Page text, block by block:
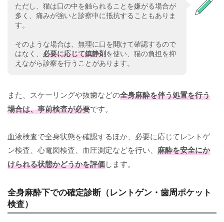
ただし、猫は口の中を触られることを嫌がる場合が
多く、痛みが強いと診察中に抵抗することもありま
す。
そのような場合は、無理に口を開けて確認するので
はなく、 必要に応じて鎮静剤を使い、猫の負担を抑
えながら診察を行うことがあります。
また、スケーリングや抜歯などの全身麻酔を伴う処置を行う
場合は、事前検査が必要です。
血液検査で全身状態を確認するほか、必要に応じてレントゲ
ン検査、心電図検査、血圧測定などを行い、 麻酔を安全にか
けられる状態かどうかを評価します。
全身麻酔下での確定診断（レントゲン・歯周ポケット
検査）